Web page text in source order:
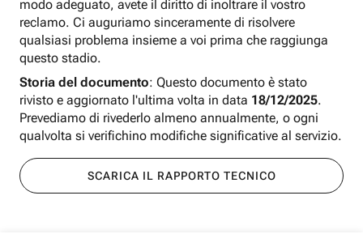
modo adeguato, avete il diritto di inoltrare il vostro
reclamo. Ci auguriamo sinceramente di risolvere
qualsiasi problema insieme a voi prima che raggiunga
questo stadio.
Storia del documento: Questo documento è stato
rivisto e aggiornato l'ultima volta in data 18/12/2025.
Prevediamo di rivederlo almeno annualmente, o ogni
qualvolta si verifichino modifiche significative al servizio.
SCARICA IL RAPPORTO TECNICO